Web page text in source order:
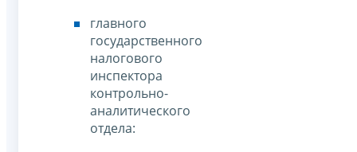
главного
государственного
налогового
инспектора
контрольно-
аналитического
отдела: